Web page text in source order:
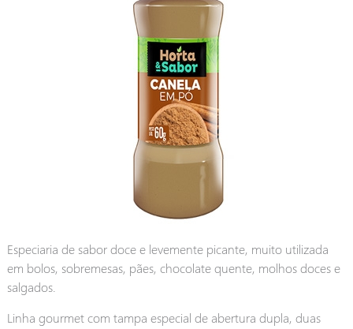
Especiaria de sabor doce e levemente picante, muito utilizada
em bolos, sobremesas, pães, chocolate quente, molhos doces e
salgados.
Linha gourmet com tampa especial de abertura dupla, duas